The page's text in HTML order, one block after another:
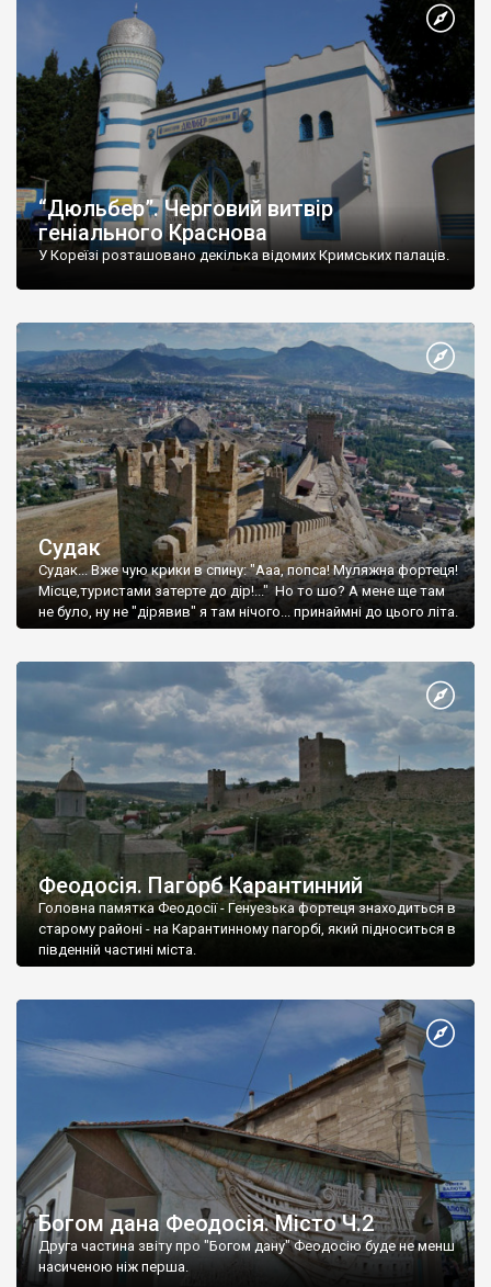
“Дюльбер”. Черговий витвір
геніального Краснова
У Кореїзі розташовано декілька відомих Кримських палаців.
Судак
Судак... Вже чую крики в спину: "Ааа, попса! Муляжна фортеця!
Місце,туристами затерте до дір!..." Но то шо? А мене ще там
не було, ну не "дірявив" я там нічого... принаймні до цього літа.
Феодосія. Пагорб Карантинний
Головна памятка Феодосії - Генуезька фортеця знаходиться в
старому районі - на Карантинному пагорбі, який підноситься в
південній частині міста.
Богом дана Феодосія. Місто Ч.2
Друга частина звіту про "Богом дану" Феодосію буде не менш
насиченою ніж перша.